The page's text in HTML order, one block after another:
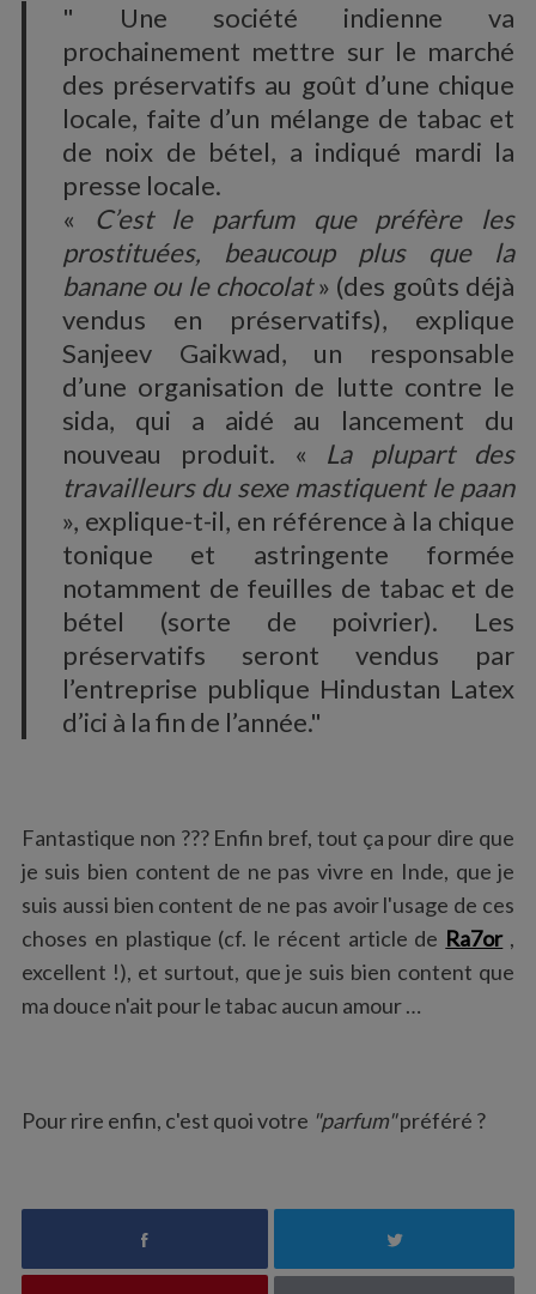
" Une société indienne va
prochainement mettre sur le marché
des préservatifs au goût d’une chique
locale, faite d’un mélange de tabac et
de noix de bétel, a indiqué mardi la
presse locale.
« C’est le parfum que préfère les
prostituées, beaucoup plus que la
banane ou le chocolat» (des goûts déjà
vendus en préservatifs), explique
Sanjeev Gaikwad, un responsable
d’une organisation de lutte contre le
sida, qui a aidé au lancement du
nouveau produit. « La plupart des
travailleurs du sexe mastiquent le paan
», explique-t-il, en référence à la chique
tonique et astringente formée
notamment de feuilles de tabac et de
bétel (sorte de poivrier). Les
préservatifs seront vendus par
l’entreprise publique Hindustan Latex
d’ici à la fin de l’année."
Fantastique non ??? Enfin bref, tout ça pour dire que
je suis bien content de ne pas vivre en Inde, que je
suis aussi bien content de ne pas avoir l'usage de ces
choses en plastique (cf. le récent article de Ra7or,
excellent !), et surtout, que je suis bien content que
ma douce n'ait pour le tabac aucun amour …
Pour rire enfin, c'est quoi votre "parfum"préféré ?
c
o
: